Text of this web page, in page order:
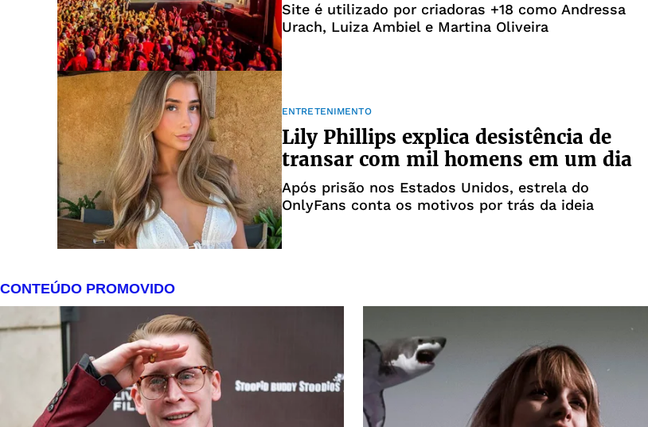
Site é utilizado por criadoras +18 como Andressa
Urach, Luiza Ambiel e Martina Oliveira
ENTRETENIMENTO
Lily Phillips explica desistência de
transar com mil homens em um dia
Após prisão nos Estados Unidos, estrela do
OnlyFans conta os motivos por trás da ideia